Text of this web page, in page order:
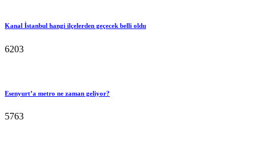
Kanal İstanbul hangi ilçelerden geçecek belli oldu
6203
Esenyurt’a metro ne zaman geliyor?
5763